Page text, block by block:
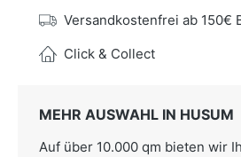
Versandkostenfrei ab 150€
Click & Collect
MEHR AUSWAHL IN HUSUM
Auf über 10.000 qm bieten wir